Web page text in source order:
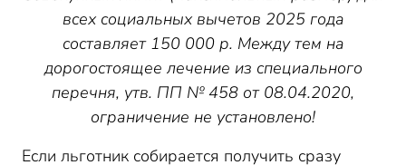
всех социальных вычетов 2025 года
составляет 150 000 р. Между тем на
дорогостоящее лечение из специального
перечня, утв. ПП № 458 от 08.04.2020,
ограничение не установлено!
Если льготник собирается получить сразу